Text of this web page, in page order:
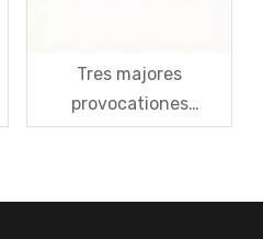
Tres majores
provocationes
magneticae motoris